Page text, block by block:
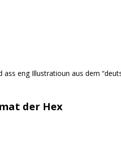
ass eng Illustratioun aus dem
mat der Hex